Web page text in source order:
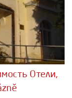
Отели,